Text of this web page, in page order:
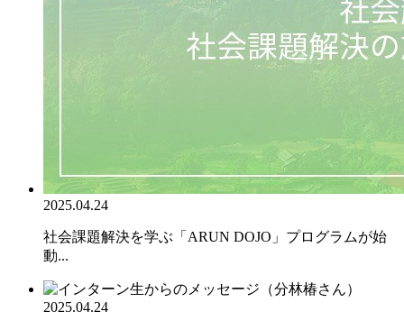
2025.04.24
社会課題解決を学ぶ「ARUN DOJO」プログラムが始
動...
2025.04.24